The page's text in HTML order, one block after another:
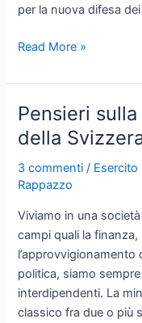
per la nuova difesa
Il
piano
di
difesa
della
Svizzera
Read More »
Pensieri
della
3 commenti / Esercito
Rappazzo
Viviamo in una
campi quali la finanza,
l’approvvigionamento
politica, siamo
interdipendenti. La
classico fra due o più